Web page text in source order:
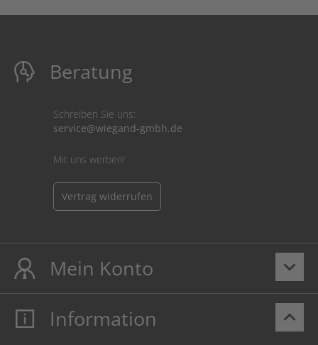
Beratung
Schreiben Sie uns:
service@wiegand-gmbh.de
Mit uns werben!
Vertrag widerrufen
keyboard_arrow_down
Mein Konto
Mein Konto
keyboard_arrow_up
Information